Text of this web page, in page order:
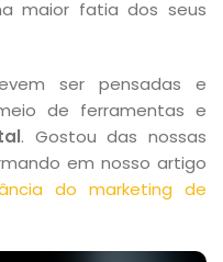
maior fatia dos seus
ser pensadas e
de ferramentas e
. Gostou das nossas
em nosso artigo
do marketing de